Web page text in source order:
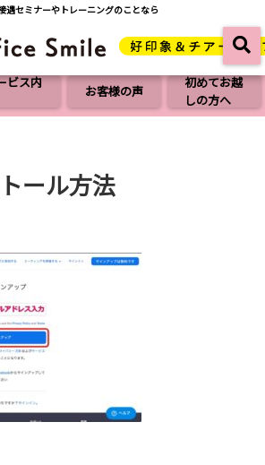
遇セミナーやトレーニングのことなら
ビス内
お客様の声
初めてお越
しの方へ
ール方法